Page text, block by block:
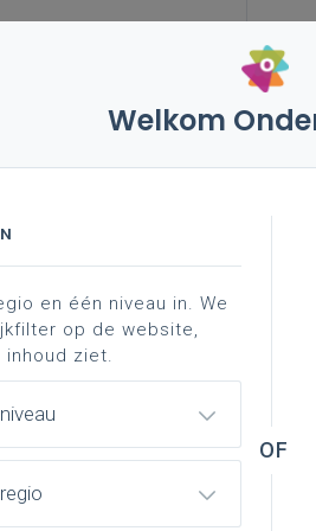
- gevolgen
modernisering secundair
- gevolgen
wordt sinds 2019
Welkom
en één niveau in. We
op de website,
ziet.